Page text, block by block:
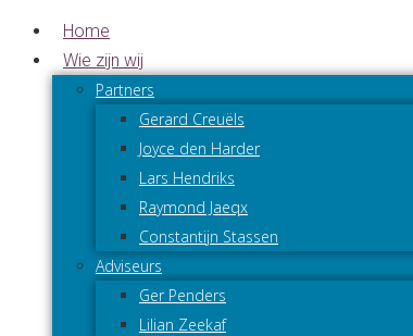
Home
Wie zijn wij
Partners
Gerard Creuëls
Joyce den Harder
Lars Hendriks
Raymond Jaeqx
Constantijn Stassen
Adviseurs
Ger Penders
Lilian Zeekaf